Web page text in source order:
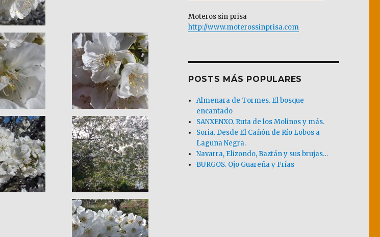
Moteros sin prisa
http://www.moterossinprisa.com
POSTS MÁS POPULARES
Almenara de Tormes. El bosque
encantado
SANXENXO. Ruta de los Molinos y más.
Soria. Desde El Cañón de Río Lobos a
Laguna Negra.
Navarra, Elizondo, Baztán y sus brujas…
BURGOS. Ojo Guareña y Frías